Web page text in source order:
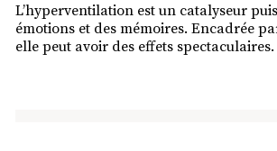
L’hyperventilation est un catalyseur
émotions et des mémoires. Encadrée
elle peut avoir des effets spectaculaires.